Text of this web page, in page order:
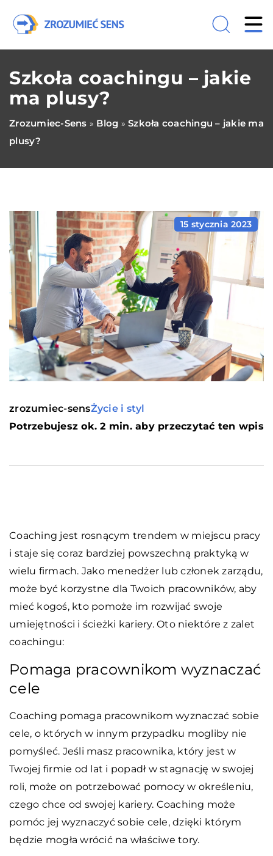
Szkoła coachingu – jakie
ma plusy?
Zrozumiec-Sens » Blog » Szkoła coachingu – jakie ma
plusy?
15 stycznia 2023
zrozumiec-sensŻycie i styl
Potrzebujesz ok. 2 min. aby przeczytać ten wpis
Coaching jest rosnącym trendem w miejscu pracy
i staje się coraz bardziej powszechną praktyką w
wielu firmach. Jako menedżer lub członek zarządu,
może być korzystne dla Twoich pracowników, aby
mieć kogoś, kto pomoże im rozwijać swoje
umiejętności i ścieżki kariery. Oto niektóre z zalet
coachingu:
Pomaga pracownikom wyznaczać
cele
Coaching pomaga pracownikom wyznaczać sobie
cele, o których w innym przypadku mogliby nie
pomyśleć. Jeśli masz pracownika, który jest w
Twojej firmie od lat i popadł w stagnację w swojej
roli, może on potrzebować pomocy w określeniu,
czego chce od swojej kariery. Coaching może
pomóc jej wyznaczyć sobie cele, dzięki którym
będzie mogła wrócić na właściwe tory.